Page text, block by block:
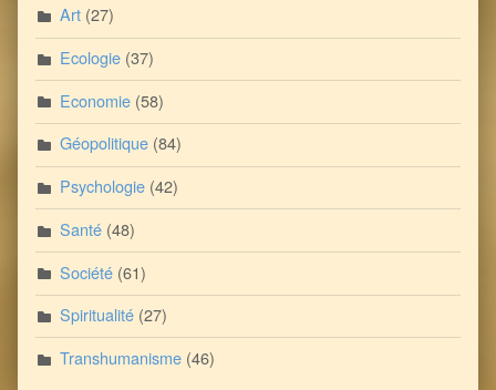
Art (27)
Ecologie (37)
Economie (58)
Géopolitique (84)
Psychologie (42)
Santé (48)
Société (61)
Spiritualité (27)
Transhumanisme (46)